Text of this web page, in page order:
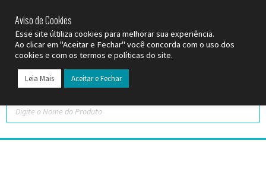
Aviso de Cookies
Esse site últiliza cookies para melhorar sua experiência.
Ao clicar em "Aceitar e Fechar" você concorda com o uso dos
cookies e com os termos e políticas do site.
Leia Mais Aceitar e Fechar